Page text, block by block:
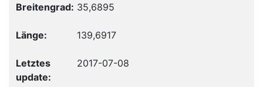
35,6895
139,6917
2017-07-08